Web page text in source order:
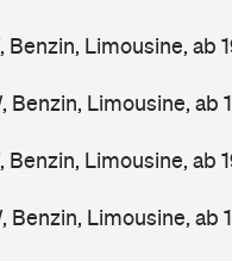
Benzin, Limousine, ab
Benzin, Limousine, ab
Benzin, Limousine, ab
Benzin, Limousine, ab